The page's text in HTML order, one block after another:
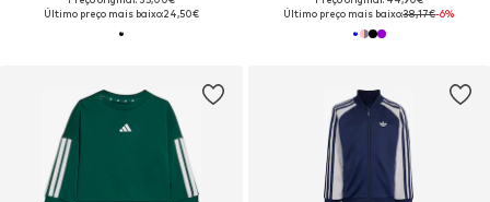
Último preço mais baixo:24,50€
Último preço mais baixo:38,17€-6%